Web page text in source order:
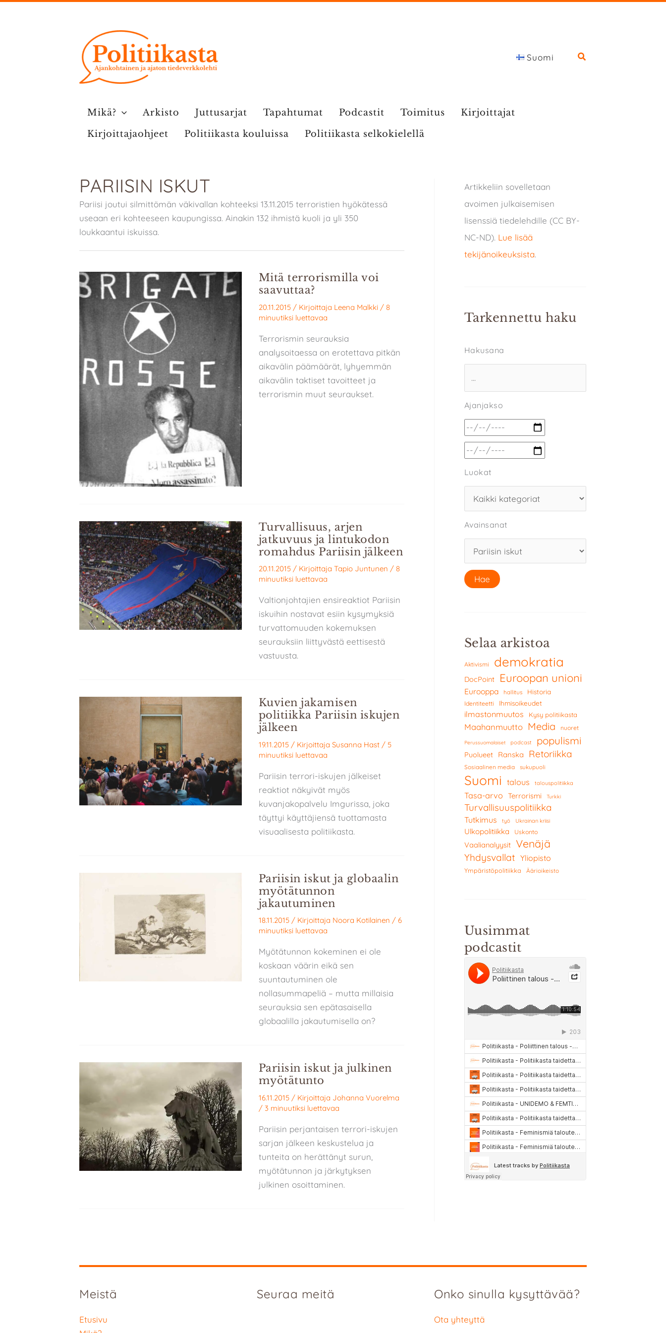
Suomi
Mikä? Arkisto Juttusarjat Tapahtumat Podcastit Toimitus
Kirjoittajat
Kirjoittajaohjeet
Politiikasta kouluissa Politiikasta selkokielellä
PARIISIN ISKUT
Pariisi joutui silmittömän väkivallan kohteeksi 13.11.2015 terroristien hyökätessä
useaan eri kohteeseen kaupungissa. Ainakin 132 ihmistä kuoli ja yli 350
loukkaantui iskuissa.
Mitä terrorismilla voi
saavuttaa?
20.11.2015 / Kirjoittaja Leena Malkki/ 8
minuutiksi luettavaa
Terrorismin seurauksia
analysoitaessa on erotettava pitkän
aikavälin päämäärät, lyhyemmän
aikavälin taktiset tavoitteet ja
terrorismin muut seuraukset.
Turvallisuus, arjen
jatkuvuus ja lintukodon
romahdus Pariisin jälkeen
20.11.2015 / Kirjoittaja Tapio Juntunen / 8
minuutiksi luettavaa
Valtionjohtajien ensireaktiot Pariisin
iskuihin nostavat esiin kysymyksiä
turvattomuuden kokemuksen
seurauksiin liittyvästä eettisestä
vastuusta.
Kuvien jakamisen
politiikka Pariisin iskujen
jälkeen
19.11.2015 / Kirjoittaja Susanna Hast/ 5
minuutiksi luettavaa
Pariisin terrori-iskujen jälkeiset
reaktiot näkyivät myös
kuvanjakopalvelu Imgurissa, joka
täyttyi käyttäjiensä tuottamasta
visuaalisesta politiikasta.
Pariisin iskut ja globaalin
myötätunnon
jakautuminen
18.11.2015 / Kirjoittaja Noora Kotilainen / 6
minuutiksi luettavaa
Myötätunnon kokeminen ei ole
koskaan väärin eikä sen
suuntautuminen ole
nollasummapeliä – mutta millaisia
seurauksia sen epätasaisella
globaalilla jakautumisella on?
Pariisin iskut ja julkinen
myötätunto
16.11.2015 / Kirjoittaja Johanna Vuorelma
/ 3 minuutiksi luettavaa
Pariisin perjantaisen terrori-iskujen
sarjan jälkeen keskustelua ja
tunteita on herättänyt surun,
myötätunnon ja järkytyksen
julkinen osoittaminen.
Artikkeliin sovelletaan
avoimen julkaisemisen
lisenssiä tiedelehdille (CC BY-
NC-ND). Lue lisää
tekijänoikeuksista.
Tarkennettu haku
Hakusana
Ajanjakso
Luokat
Avainsanat
Selaa arkistoa
Aktivismi demokratia
DocPoint Euroopan unioni
Eurooppa hallitus Historia
Identiteetti Ihmisoikeudet
ilmastonmuutos Kysy politiikasta
Maahanmuutto Media nuoret
Perussuomalaiset podcast populismi
Puolueet Ranska Retoriikka
Sosiaalinen media sukupuoli
Suomi talous talouspolitiikka
Tasa-arvo Terrorismi Turkki
Turvallisuuspolitiikka
Tutkimus työ Ukrainan kriisi
Ulkopolitiikka Uskonto
Vaalianalyysit Venäjä
Yhdysvallat Yliopisto
Ympäristöpolitiikka Äärioikeisto
Uusimmat
podcastit
Meistä
Etusivu
Seuraa meitä Onko sinulla kysyttävää?
Ota yhteyttä